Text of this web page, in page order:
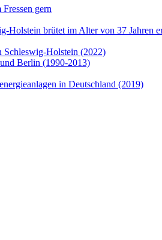
gern
Holstein brütet im Alter von 37 Jahren
Schleswig-Holstein (2022)
Berlin (1990-2013)
in Deutschland (2019)